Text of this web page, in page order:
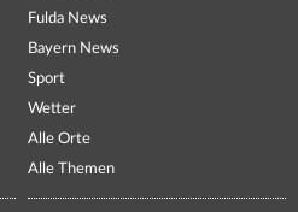
Fulda News
Bayern News
Sport
Wetter
Alle Orte
Alle Themen